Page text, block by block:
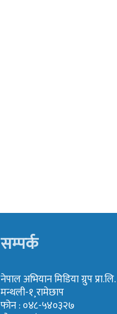
सम्पर्क
नेपाल अभियान मिडिया ग्रुप प्रा.लि.
मन्थली-१¸रामेछाप
फोन : ०४८-५४०३२७